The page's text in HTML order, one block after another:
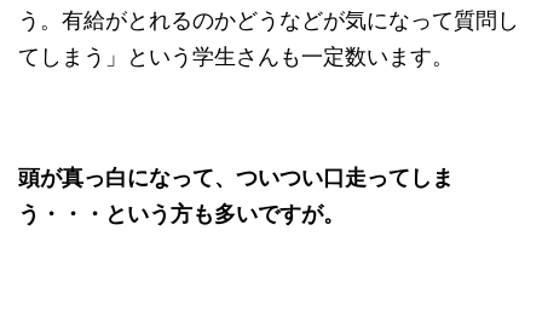
う。有給がとれるのかどうなどが気になって質問し
てしまう」という学生さんも一定数います。
頭が真っ白になって、ついつい口走ってしま
う・・・という方も多いですが。